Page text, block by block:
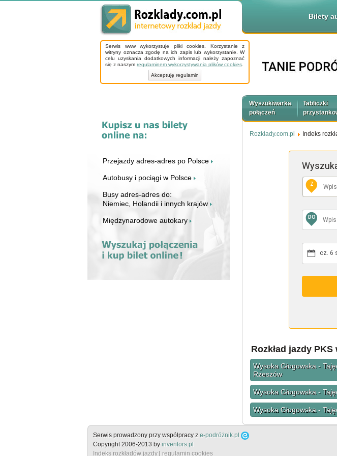
Bilety
Serwis www wykorzystuje pliki cookies. Korzystanie z
witryny oznacza zgodę na ich zapis lub wykorzystanie. W
celu uzyskania dodatkowych informacji należy zapoznać
się z naszym regulaminem wykorzystywania plików cookies
Akceptuję regulamin
Przejazdy adres-adres po Polsce
Autobusy i pociągi w Polsce
Busy adres-adres do:
Niemiec, Holandii i innych krajów
Międzynarodowe autokary
Wyszukiwarka
połączeń
Tabliczki
Rozklady.com.pl Indeks
Z
DO
cz. 6
Rozkład jazdy
Wysoka Głogowska -
Rzeszów
Wysoka Głogowska -
Wysoka Głogowska -
Serwis prowadzony przy współpracy z e-podróżnik.pl
Copyright 2006-2013 by inventors.pl
Indeks rozkładów jazdy
regulamin cookies